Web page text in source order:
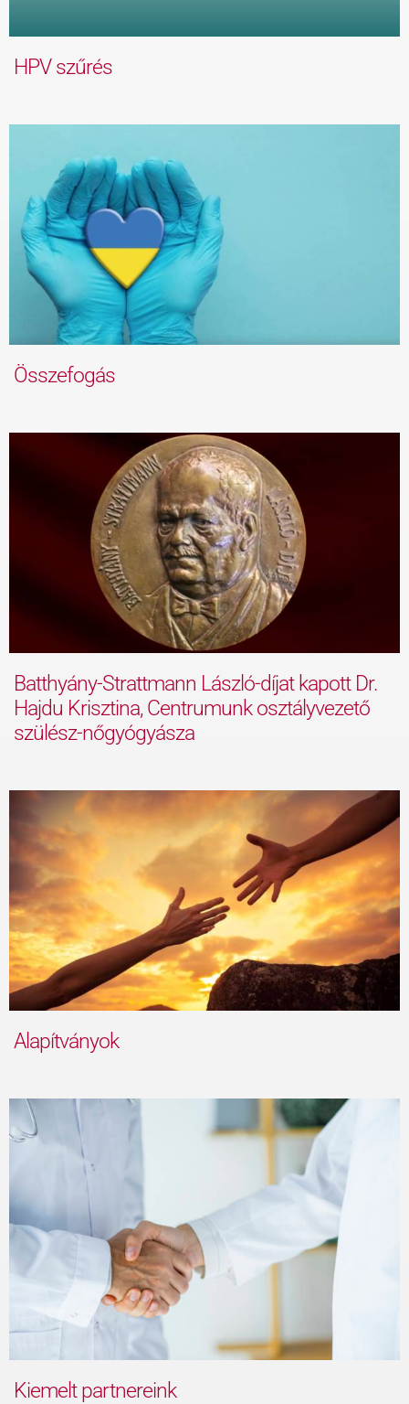
HPV szűrés
Összefogás
Batthyány-Strattmann László-díjat kapott Dr.
Hajdu Krisztina, Centrumunk osztályvezető
szülész-nőgyógyásza
Alapítványok
Kiemelt partnereink